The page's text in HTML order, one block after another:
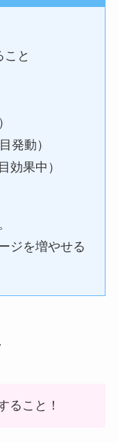
と
発動）
効果中）
ジを増やせる
ること！